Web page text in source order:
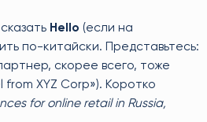
Hello (если на
по-китайски. Представьтесь:
скорее всего, тоже
XYZ Corp»). Коротко
for online retail in Russia,